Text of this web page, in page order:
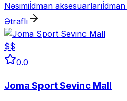
Nəsimiİdman aksesuarlarıİdman
Ətraflı
$$
0.0
Joma Sport Sevinc Mall